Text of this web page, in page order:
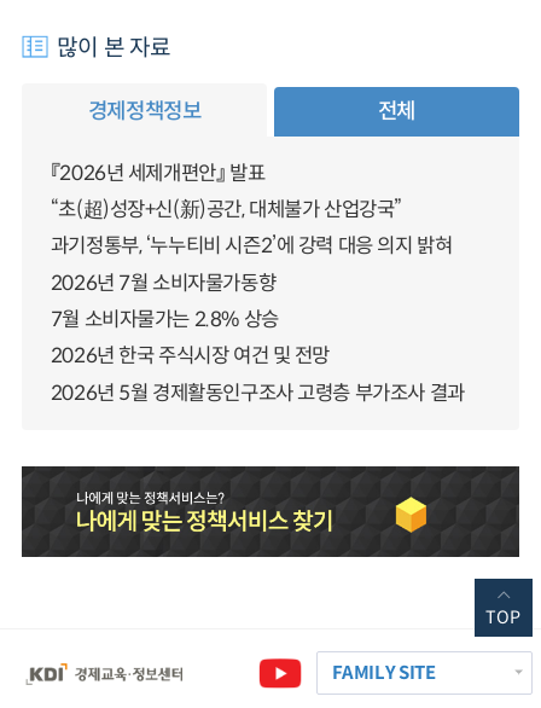
많이 본 자료
경제정책정보 전체
『2026년 세제개편안』 발표
“초(超)성장+신(新)공간, 대체불가 산업강국”
과기정통부, ‘누누티비 시즌2’에 강력 대응 의지 밝혀
2026년 7월 소비자물가동향
7월 소비자물가는 2.8% 상승
2026년 한국 주식시장 여건 및 전망
2026년 5월 경제활동인구조사 고령층 부가조사 결과
FAMILY SITE
TOP